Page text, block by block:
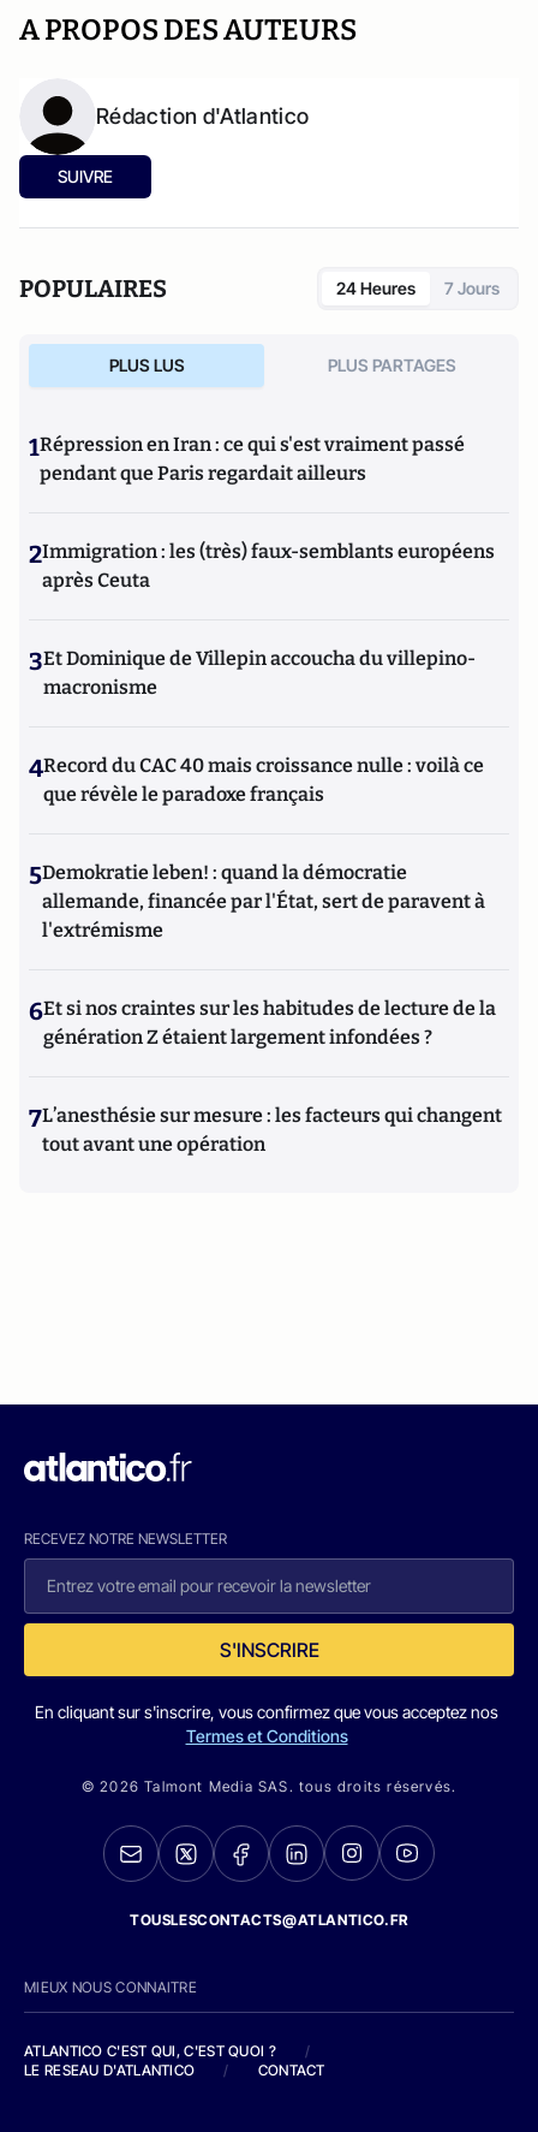
A PROPOS DES AUTEURS
Rédaction d'Atlantico
SUIVRE
POPULAIRES 24 Heures 7 Jours
PLUS LUS PLUS PARTAGES
1Répression en Iran : ce qui s'est vraiment passé
pendant que Paris regardait ailleurs
2Immigration : les (très) faux-semblants européens
après Ceuta
3Et Dominique de Villepin accoucha du villepino-
macronisme
4Record du CAC 40 mais croissance nulle : voilà ce
que révèle le paradoxe français
5Demokratie leben! : quand la démocratie
allemande, financée par l'État, sert de paravent à
l'extrémisme
6Et si nos craintes sur les habitudes de lecture de la
génération Z étaient largement infondées ?
7L’anesthésie sur mesure : les facteurs qui changent
tout avant une opération
RECEVEZ NOTRE NEWSLETTER
S'INSCRIRE
En cliquant sur s'inscrire, vous confirmez que vous acceptez nos
Termes et Conditions
© 2026 Talmont Media SAS. tous droits réservés.
TOUSLESCONTACTS@ATLANTICO.FR
MIEUX NOUS CONNAITRE
ATLANTICO C'EST QUI, C'EST QUOI ?
/
LE RESEAU D'ATLANTICO
/ CONTACT